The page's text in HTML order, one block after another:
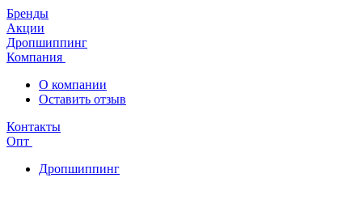
Бренды
Акции
Дропшиппинг
Компания
О компании
Оставить отзыв
Контакты
Опт
Дропшиппинг